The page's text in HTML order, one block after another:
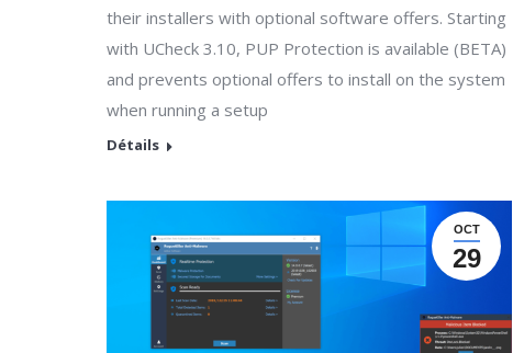
their installers with optional software offers. Starting
with UCheck 3.10, PUP Protection is available (BETA)
and prevents optional offers to install on the system
when running a setup
Détails
OCT
29